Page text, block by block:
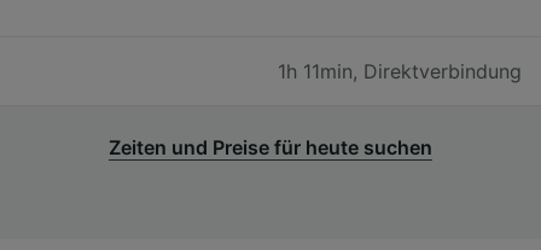
1h 11min, Direktverbindung
Zeiten und Preise für heute suchen